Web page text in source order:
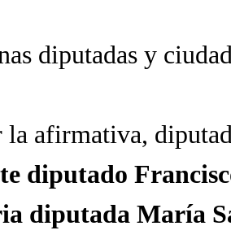
diputadas y
afirmativa,
diputado
diputada María